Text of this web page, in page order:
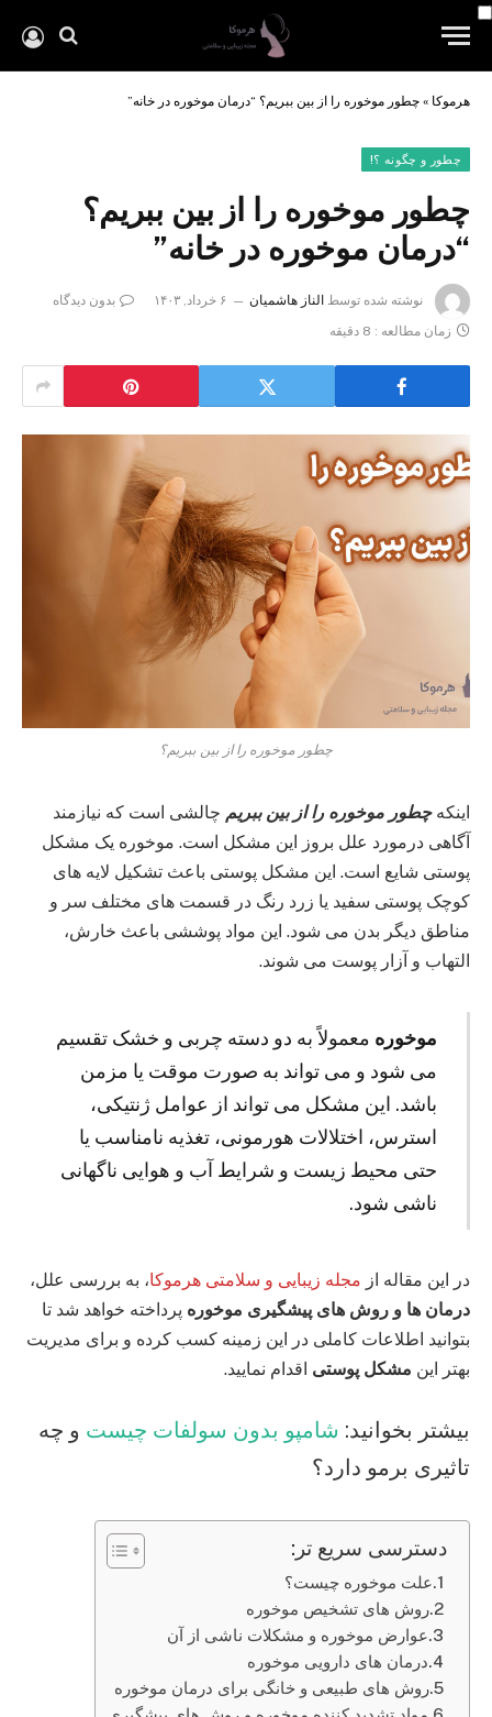
هرموکا » چطور موخوره را از بین ببریم؟ “درمان موخوره در خانه”
چطور و چگونه ؟!
چطور موخوره را از بین ببریم؟
“درمان موخوره در خانه”
نوشته شده توسط الناز هاشمیان ۶ خرداد, ۱۴۰۳
بدون دیدگاه
زمان مطالعه : 8 دقیقه
چطور موخوره را از بین ببریم؟
اینکهچطور موخوره را از بین ببریم چالشی است که نیازمند
آگاهی درمورد علل بروز این مشکل است. موخوره یک مشکل
پوستی شایع است. این مشکل پوستی باعث تشکیل لایه‌ های
کوچک پوستی سفید یا زرد رنگ در قسمت‌ های مختلف سر و
مناطق دیگر بدن می‌ شود. این مواد پوششی باعث خارش،
التهاب و آزار پوست می‌ شوند.
موخوره معمولاً به دو دسته چربی و خشک تقسیم
می‌ شود و می‌ تواند به صورت موقت یا مزمن
باشد. این مشکل می‌ تواند از عوامل ژنتیکی،
استرس، اختلالات هورمونی، تغذیه نامناسب یا
حتی محیط زیست و شرایط آب و هوایی ناگهانی
ناشی شود.
در این مقاله از مجله زیبایی و سلامتی هرموکا، به بررسی علل،
درمان‌ ها و روش‌ های پیشگیری موخوره پرداخته خواهد شد تا
بتوانید اطلاعات کاملی در این زمینه کسب کرده و برای مدیریت
بهتر این مشکل پوستی اقدام نمایید.
بیشتر بخوانید: شامپو بدون سولفات چیست و چه
تاثیری برمو دارد؟
دسترسی سریع تر:
علت موخوره چیست؟
روش های تشخیص موخوره
عوارض موخوره و مشکلات ناشی از آن
درمان‌ های دارویی موخوره
روش‌ های طبیعی و خانگی برای درمان موخوره